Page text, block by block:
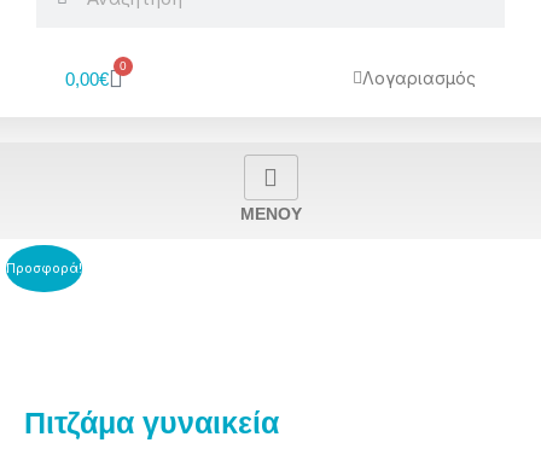
0,00€
0
Cart Λογαριασμός
MENOY
Προσφορά!
Πιτζάμα γυναικεία